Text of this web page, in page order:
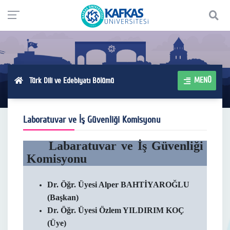
Türk Dili ve Edebiyatı Bölümü MENÜ
Laboratuvar ve İş Güvenliği Komisyonu
Labaratuvar ve İş Güvenliği
Komisyonu
Dr. Öğr. Üyesi Alper BAHTİYAROĞLU
(Başkan)
Dr. Öğr. Üyesi Özlem YILDIRIM KOÇ
(Üye)